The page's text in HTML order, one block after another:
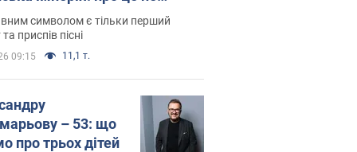
у школі
символом є тільки перший
приспів пісні
09:15 11,1 т.
– 53: що
про трьох дітей